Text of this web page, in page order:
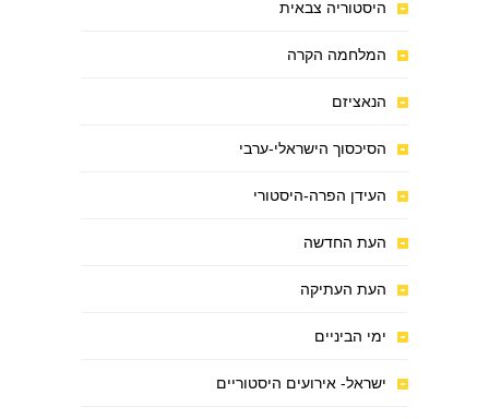
היסטוריה צבאית
המלחמה הקרה
הנאציזם
הסיכסוך הישראלי-ערבי
העידן הפרה-היסטורי
העת החדשה
העת העתיקה
ימי הביניים
ישראל- אירועים היסטוריים